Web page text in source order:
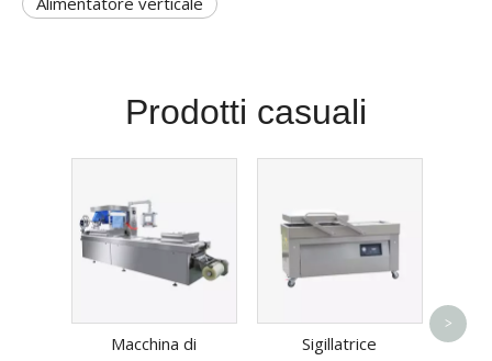
Prodotti casuali
Macchina di
Sigillatrice
>